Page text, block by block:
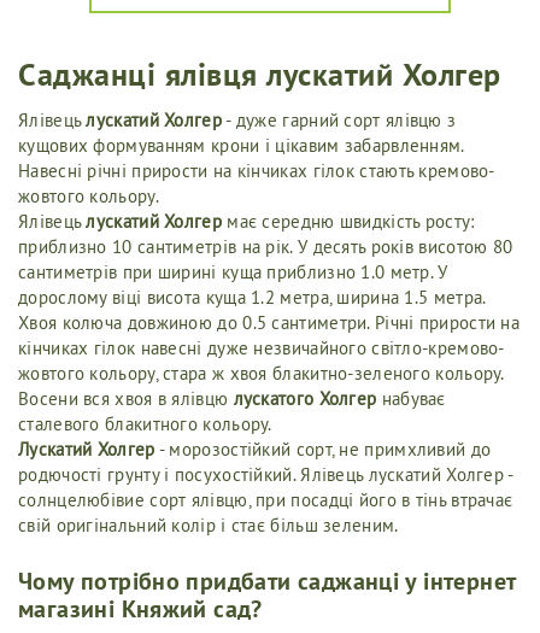
Саджанці ялівця лускатий Холгер
Ялівецьлускатий Холгер- дуже гарний сорт ялівцю з
кущових формуванням крони і цікавим забарвленням.
Навесні річні прирости на кінчиках гілок стають кремово-
жовтого кольору.
Ялівецьлускатий Холгермає середню швидкість росту:
приблизно 10 сантиметрів на рік. У десять років висотою 80
сантиметрів при ширині куща приблизно 1.0 метр. У
дорослому віці висота куща 1.2 метра, ширина 1.5 метра.
Хвоя колюча довжиною до 0.5 сантиметри. Річні прирости на
кінчиках гілок навесні дуже незвичайного світло-кремово-
жовтого кольору, стара ж хвоя блакитно-зеленого кольору.
Восени вся хвоя в ялівцю лускатого Холгер набуває
сталевого блакитного кольору.
Лускатий Холгер - морозостійкий сорт, не примхливий до
родючості грунту і посухостійкий. Ялівець лускатий Холгер -
солнцелюбівие сорт ялівцю, при посадці його в тінь втрачає
свій оригінальний колір і стає більш зеленим.
Чому потрібно придбати саджанці у інтернет
магазині Княжий сад?